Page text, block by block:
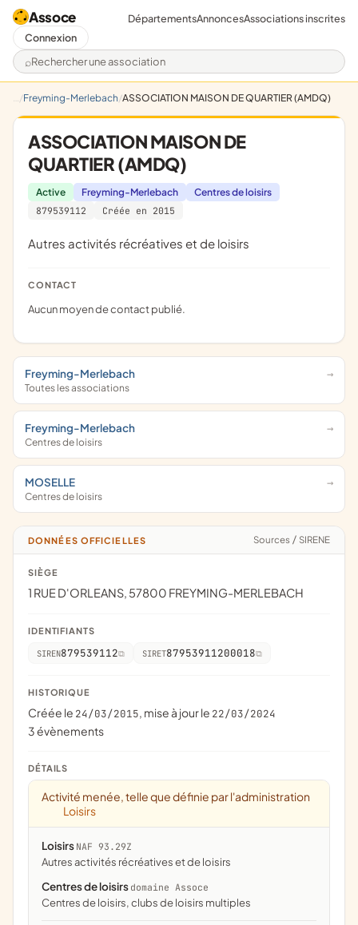
Assoce
Rechercher une association
DépartementsAnnoncesAssociations inscrites
Connexion
Freyming-Merlebach ASSOCIATION MAISON DE QUARTIER (AMDQ)
ASSOCIATION MAISON DE
QUARTIER (AMDQ)
Active Freyming-Merlebach
Centres de loisirs
879539112
Créée en 2015
Autres activités récréatives et de loisirs
CONTACT
Aucun moyen de contact publié.
Freyming-Merlebach
Toutes les associations
Freyming-Merlebach
Centres de loisirs
MOSELLE
Centres de loisirs
DONNÉES OFFICIELLES Sources / SIRENE
SIÈGE
1 RUE D'ORLEANS, 57800 FREYMING-MERLEBACH
IDENTIFIANTS
SIREN879539112 SIRET87953911200018
HISTORIQUE
Créée le 24/03/2015, mise à jour le 22/03/2024
3 évènements
DÉTAILS
Activité menée, telle que définie par l'administration
Loisirs
Loisirs NAF 93.29Z
Autres activités récréatives et de loisirs
Centres de loisirs domaine Assoce
centres de loisirs, clubs de loisirs multiples